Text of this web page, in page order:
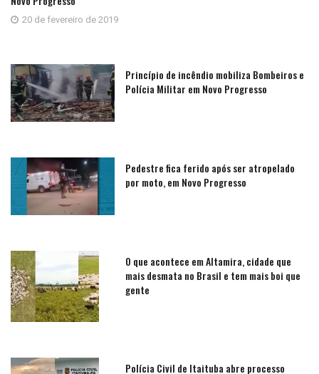
20 de fevereiro de 2019
Princípio de incêndio mobiliza Bombeiros e
Polícia Militar em Novo Progresso
Pedestre fica ferido após ser atropelado
por moto, em Novo Progresso
O que acontece em Altamira, cidade que
mais desmata no Brasil e tem mais boi que
gente
Polícia Civil de Itaituba abre processo